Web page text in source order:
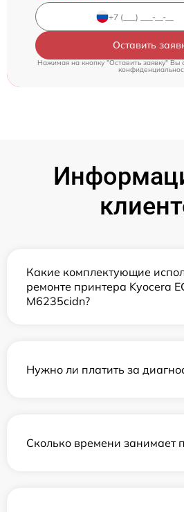
Оставить
Нажимая на кнопку "Оставить заявку" Вы
Какие комплектующие
ремонте принтера Kyocera
M6235cidn?
Нужно ли платить за
Сколько времени занимает